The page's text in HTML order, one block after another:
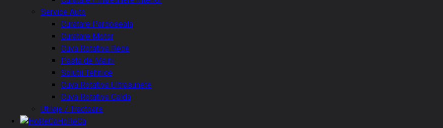
Service Auto
Curatare Pardoseala
Curatare Motor
Cuva Rotativa Rece
Pasta de Maini
Solutii Tehnice
Cuva Rotativa Ultrasunete
Cuva Rotativa Calda
Utilaje / Tractoare
HoReCa